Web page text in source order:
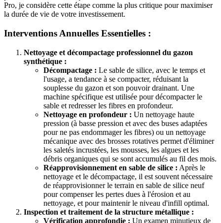
Pro, je considère cette étape comme la plus critique pour maximiser
la durée de vie de votre investissement.
Interventions Annuelles Essentielles :
Nettoyage et décompactage professionnel du gazon
synthétique :
Décompactage : Le sable de silice, avec le temps et
l'usage, a tendance à se compacter, réduisant la
souplesse du gazon et son pouvoir drainant. Une
machine spécifique est utilisée pour décompacter le
sable et redresser les fibres en profondeur.
Nettoyage en profondeur : Un nettoyage haute
pression (à basse pression et avec des buses adaptées
pour ne pas endommager les fibres) ou un nettoyage
mécanique avec des brosses rotatives permet d'éliminer
les saletés incrustées, les mousses, les algues et les
débris organiques qui se sont accumulés au fil des mois.
Réapprovisionnement en sable de silice : Après le
nettoyage et le décompactage, il est souvent nécessaire
de réapprovisionner le terrain en sable de silice neuf
pour compenser les pertes dues à l'érosion et au
nettoyage, et pour maintenir le niveau d'infill optimal.
Inspection et traitement de la structure métallique :
Vérification approfondie : Un examen minutieux de